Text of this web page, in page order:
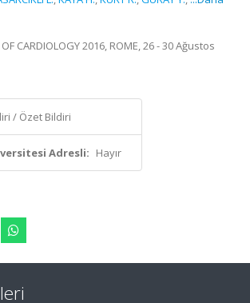
OF CARDIOLOGY 2016, ROME, 26 - 30 Ağustos
/ Özet Bildiri
Adresli: Hayır